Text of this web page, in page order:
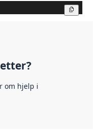
om hjelp i